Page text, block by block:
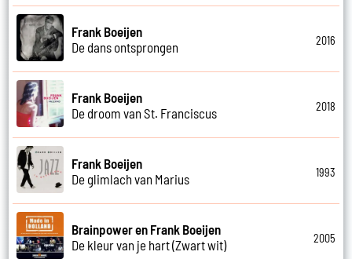
Frank Boeijen
De dans ontsprongen
2016
Frank Boeijen
De droom van St. Franciscus
2018
Frank Boeijen
De glimlach van Marius
1993
Brainpower en Frank Boeijen
De kleur van je hart (Zwart wit)
2005